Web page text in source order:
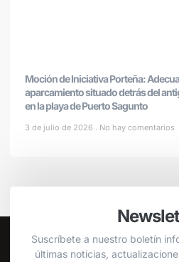
Moción de Iniciativa Porteña:
aparcamiento situado detrás del
en la playa de Puerto Sagunto
3 de julio de 2026 No hay comentarios
Suscríbete a nuestro boletín
últimas noticias,